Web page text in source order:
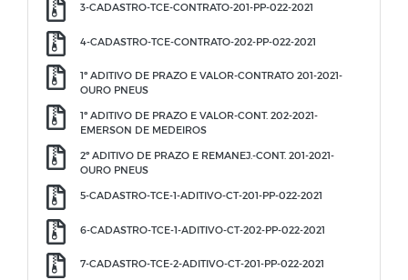
3-CADASTRO-TCE-CONTRATO-201-PP-022-2021
4-CADASTRO-TCE-CONTRATO-202-PP-022-2021
1º ADITIVO DE PRAZO E VALOR-CONTRATO 201-2021-
OURO PNEUS
1º ADITIVO DE PRAZO E VALOR-CONT. 202-2021-
EMERSON DE MEDEIROS
2º ADITIVO DE PRAZO E REMANEJ.-CONT. 201-2021-
OURO PNEUS
5-CADASTRO-TCE-1-ADITIVO-CT-201-PP-022-2021
6-CADASTRO-TCE-1-ADITIVO-CT-202-PP-022-2021
7-CADASTRO-TCE-2-ADITIVO-CT-201-PP-022-2021